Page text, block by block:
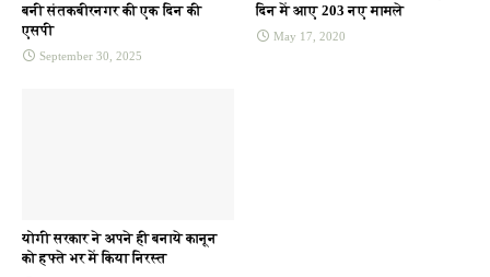
बनी संतकबीरनगर की एक दिन की
एसपी
September 30, 2025
दिन में आए 203 नए मामले
May 17, 2020
योगी सरकार ने अपने ही बनाये कानून
को हफ्ते भर में किया निरस्त